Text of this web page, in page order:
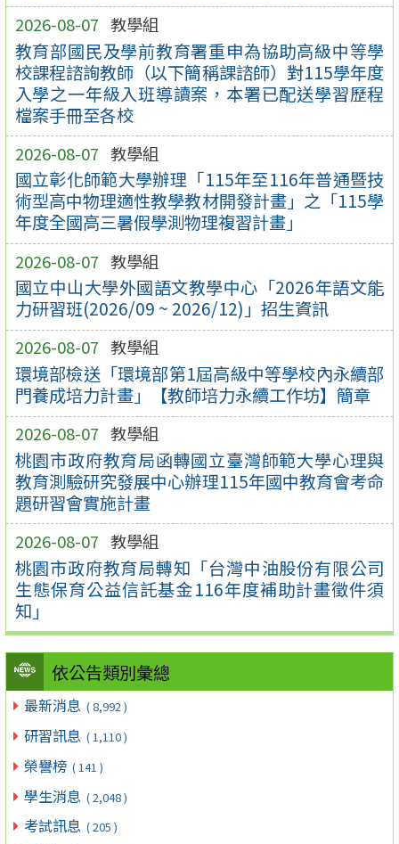
2026-08-07 教學組
教育部國民及學前教育署重申為協助高級中等學
校課程諮詢教師（以下簡稱課諮師）對115學年度
入學之一年級入班導讀案，本署已配送學習歷程
檔案手冊至各校
2026-08-07 教學組
國立彰化師範大學辦理「115年至116年普通暨技
術型高中物理適性教學教材開發計畫」之「115學
年度全國高三暑假學測物理複習計畫」
2026-08-07 教學組
國立中山大學外國語文教學中心「2026年語文能
力研習班(2026/09 ~ 2026/12)」招生資訊
2026-08-07 教學組
環境部檢送「環境部第1屆高級中等學校內永續部
門養成培力計畫」【教師培力永續工作坊】簡章
2026-08-07 教學組
桃園市政府教育局函轉國立臺灣師範大學心理與
教育測驗研究發展中心辦理115年國中教育會考命
題研習會實施計畫
2026-08-07 教學組
桃園市政府教育局轉知「台灣中油股份有限公司
生態保育公益信託基金116年度補助計畫徵件須
知」
依公告類別彙總
最新消息 ( 8,992 )
研習訊息 ( 1,110 )
榮譽榜 ( 141 )
學生消息 ( 2,048 )
考試訊息 ( 205 )